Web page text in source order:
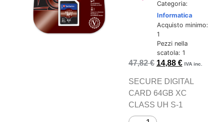
Categoria:
Informatica
Acquisto minimo:
1
Pezzi nella
scatola: 1
47,82€ 14,88€ IVA inc.
SECURE DIGITAL
CARD 64GB XC
CLASS UH S-1